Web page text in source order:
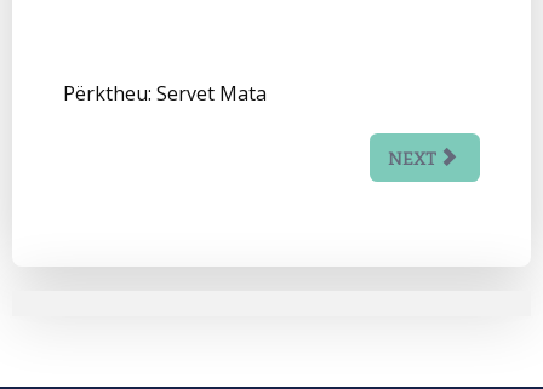
Përktheu: Servet Mata
NEXT